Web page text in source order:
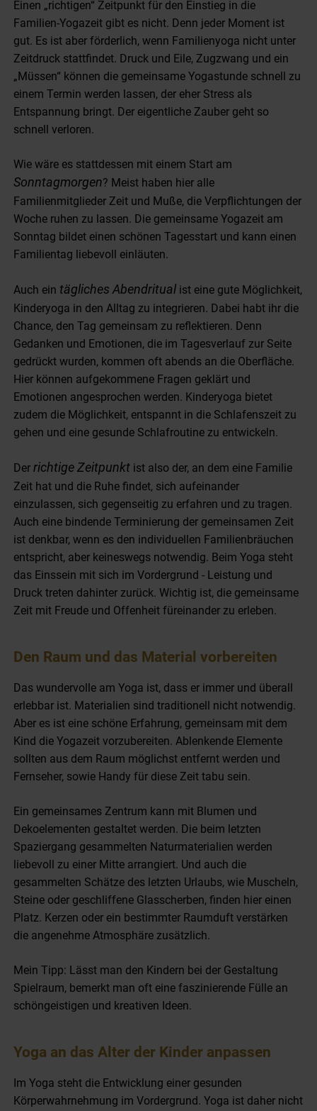
Einen „richtigen“ Zeitpunkt für den Einstieg in die
Familien-Yogazeit gibt es nicht. Denn jeder Moment ist
gut. Es ist aber förderlich, wenn Familienyoga nicht unter
Zeitdruck stattfindet. Druck und Eile, Zugzwang und ein
„Müssen“ können die gemeinsame Yogastunde schnell zu
einem Termin werden lassen, der eher Stress als
Entspannung bringt. Der eigentliche Zauber geht so
schnell verloren.
Wie wäre es stattdessen mit einem Start am
Sonntagmorgen? Meist haben hier alle
Familienmitglieder Zeit und Muße, die Verpflichtungen der
Woche ruhen zu lassen. Die gemeinsame Yogazeit am
Sonntag bildet einen schönen Tagesstart und kann einen
Familientag liebevoll einläuten.
Auch ein tägliches Abendritual ist eine gute Möglichkeit,
Kinderyoga in den Alltag zu integrieren. Dabei habt ihr die
Chance, den Tag gemeinsam zu reflektieren. Denn
Gedanken und Emotionen, die im Tagesverlauf zur Seite
gedrückt wurden, kommen oft abends an die Oberfläche.
Hier können aufgekommene Fragen geklärt und
Emotionen angesprochen werden. Kinderyoga bietet
zudem die Möglichkeit, entspannt in die Schlafenszeit zu
gehen und eine gesunde Schlafroutine zu entwickeln.
Der richtige Zeitpunkt ist also der, an dem eine Familie
Zeit hat und die Ruhe findet, sich aufeinander
einzulassen, sich gegenseitig zu erfahren und zu tragen.
Auch eine bindende Terminierung der gemeinsamen Zeit
ist denkbar, wenn es den individuellen Familienbräuchen
entspricht, aber keineswegs notwendig. Beim Yoga steht
das Einssein mit sich im Vordergrund - Leistung und
Druck treten dahinter zurück. Wichtig ist, die gemeinsame
Zeit mit Freude und Offenheit füreinander zu erleben.
Den Raum und das Material vorbereiten
Das wundervolle am Yoga ist, dass er immer und überall
erlebbar ist. Materialien sind traditionell nicht notwendig.
Aber es ist eine schöne Erfahrung, gemeinsam mit dem
Kind die Yogazeit vorzubereiten. Ablenkende Elemente
sollten aus dem Raum möglichst entfernt werden und
Fernseher, sowie Handy für diese Zeit tabu sein.
Ein gemeinsames Zentrum kann mit Blumen und
Dekoelementen gestaltet werden. Die beim letzten
Spaziergang gesammelten Naturmaterialien werden
liebevoll zu einer Mitte arrangiert. Und auch die
gesammelten Schätze des letzten Urlaubs, wie Muscheln,
Steine oder geschliffene Glasscherben, finden hier einen
Platz. Kerzen oder ein bestimmter Raumduft verstärken
die angenehme Atmosphäre zusätzlich.
Mein Tipp: Lässt man den Kindern bei der Gestaltung
Spielraum, bemerkt man oft eine faszinierende Fülle an
schöngeistigen und kreativen Ideen.
Yoga an das Alter der Kinder anpassen
Im Yoga steht die Entwicklung einer gesunden
Körperwahrnehmung im Vordergrund. Yoga ist daher nicht